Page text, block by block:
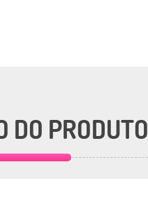
DO PRODUTO